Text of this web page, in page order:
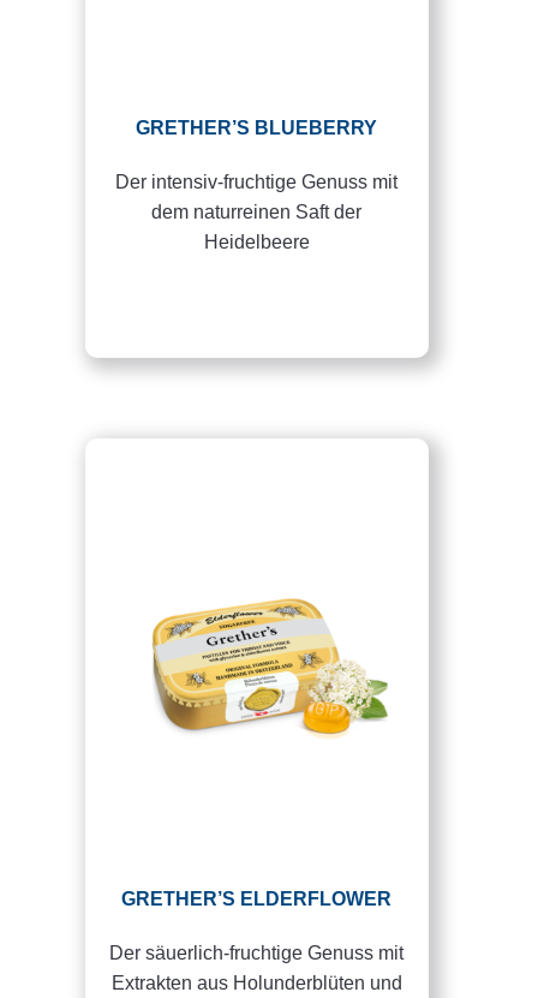
GRETHER’S BLUEBERRY
Der intensiv-fruchtige Genuss mit
dem naturreinen Saft der
Heidelbeere
GRETHER’S ELDERFLOWER
Der säuerlich-fruchtige Genuss mit
Extrakten aus Holunderblüten und